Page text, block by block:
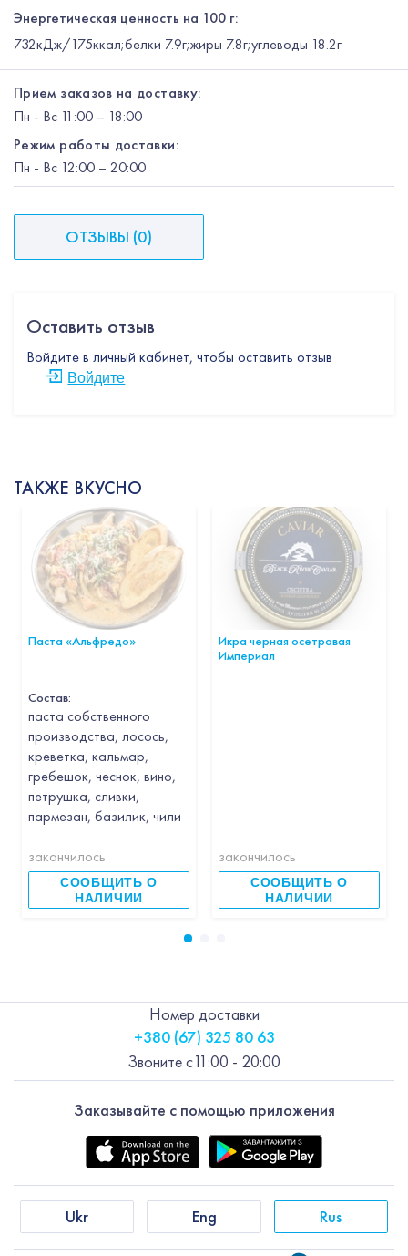
Энергетическая ценность на 100 г:
732кДж/175ккал;белки 7.9г;жиры 7.8г;углеводы 18.2г
Прием заказов на доставку:
Пн - Вс 11:00 – 18:00
Режим работы доставки:
Пн - Вс 12:00 – 20:00
ОТЗЫВЫ (0)
Оставить отзыв
Войдите в личный кабинет, чтобы оставить отзыв
Войдите
ТАКЖЕ ВКУСНО
Паста «Альфредо»
Состав:
паста собственного
производства, лосось,
креветка, кальмар,
гребешок, чеснок, вино,
петрушка, сливки,
пармезан, базилик, чили
закончилось
СООБЩИТЬ О
НАЛИЧИИ
Икра черная осетровая
Империал
закончилось
СООБЩИТЬ О
НАЛИЧИИ
Заказывайте с помощью приложения
Ukr Eng Rus
Номер доставки
+380 (67) 325 80 63
Звоните с11:00 - 20:00